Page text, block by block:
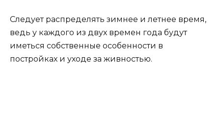
Следует распределять зимнее и летнее время,
ведь у каждого из двух времен года будут
иметься собственные особенности в
постройках и уходе за живностью.